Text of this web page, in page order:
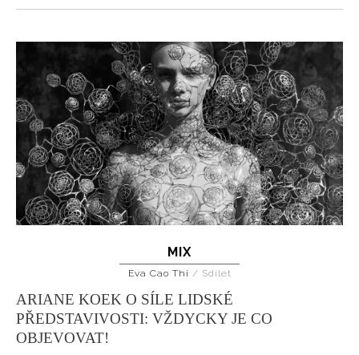
MIX
Eva Cao Thi / Sdílet
ARIANE KOEK O SÍLE LIDSKÉ
PŘEDSTAVIVOSTI: VŽDYCKY JE CO
OBJEVOVAT!